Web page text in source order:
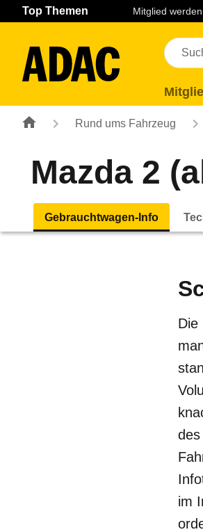
Navigation Seiteninhalt Fußzeile
Top Themen Mitglied werden
Rund ums Fahrzeug
Mazda 2
Gebrauchtwagen-Info
Die
im